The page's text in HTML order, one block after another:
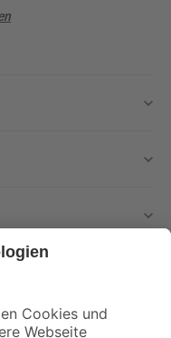
mehr verpassen!